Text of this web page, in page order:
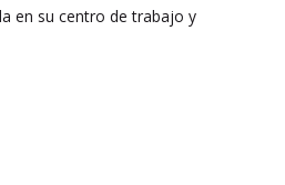
en su centro de trabajo y